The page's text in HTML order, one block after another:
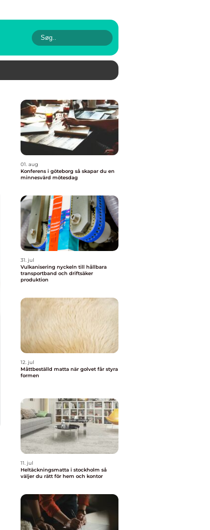
01. aug
Konferens i göteborg så skapar du en
minnesvärd mötesdag
31. jul
Vulkanisering nyckeln till hållbara
transportband och driftsäker
produktion
12. jul
Måttbeställd matta när golvet får styra
formen
11. jul
Heltäckningsmatta i stockholm så
väljer du rätt för hem och kontor